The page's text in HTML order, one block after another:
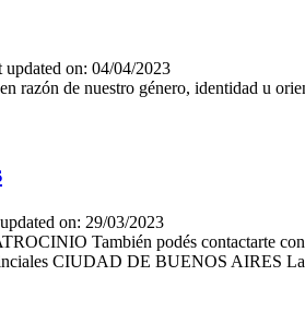
updated on: 04/04/2023
razón de nuestro género, identidad u
on: 29/03/2023
También podés contactarte con
CIUDAD DE BUENOS AIRES